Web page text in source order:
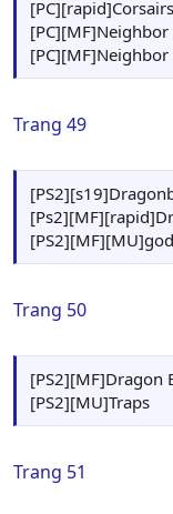
[PC][rapid]Corsairs
Trang 49
Trang 50
[PS2][MF]Dragon
[PS2][MU]Traps
Trang 51